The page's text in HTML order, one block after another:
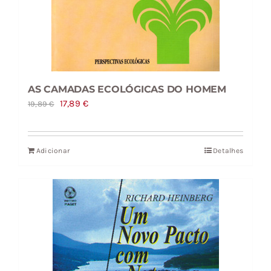
AS CAMADAS ECOLÓGICAS DO HOMEM
19,89€
O
original
era:
17,89€O
atual
Adicionar Detalhes